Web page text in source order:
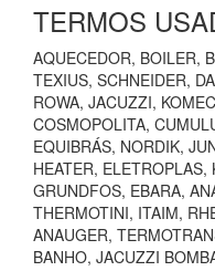
TERMOS
AQUECEDOR, BOILER,
TEXIUS, SCHNEIDER,
ROWA, JACUZZI,
COSMOPOLITA,
EQUIBRÁS, NORDIK,
HEATER, ELETROPLAS,
GRUNDFOS, EBARA,
THERMOTINI, ITAIM,
ANAUGER,
BANHO, JACUZZI